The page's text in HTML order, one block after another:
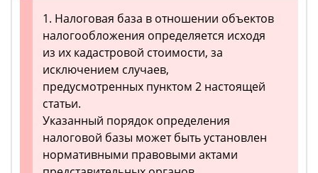
1. Налоговая база в отношении объектов
налогообложения определяется исходя
из их кадастровой стоимости, за
исключением случаев,
предусмотренных пунктом 2 настоящей
статьи.
Указанный порядок определения
налоговой базы может быть установлен
нормативными правовыми актами